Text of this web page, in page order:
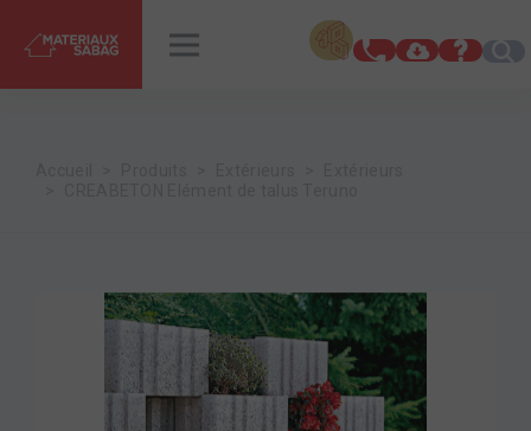
INSPIRATIONS RENDEZ-VOUS